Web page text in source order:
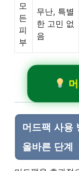
모
든
피
부
무난, 특별
한 고민 없
음
머드팩 사용
올바른 단계